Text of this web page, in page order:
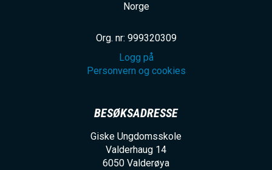
Norge
Org. nr: 999320309
Logg på
Personvern og cookies
BESØKSADRESSE
Giske Ungdomsskole
Valderhaug 14
6050 Valderøya